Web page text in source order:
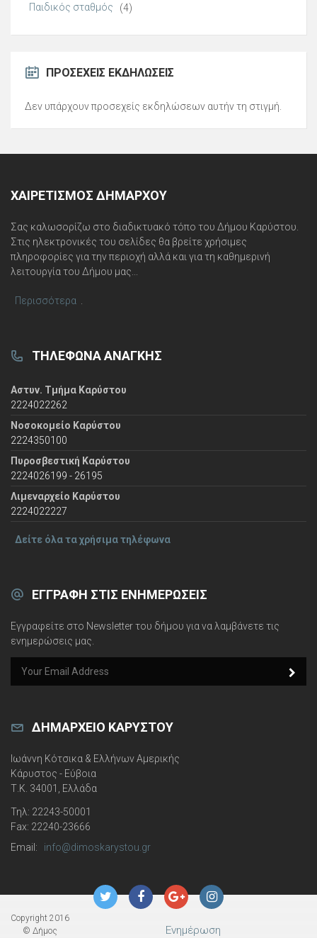
Παιδικός σταθμός (4)
ΠΡΟΣΕΧΕΊΣ ΕΚΔΗΛΏΣΕΙΣ
Δεν υπάρχουν προσεχείς εκδηλώσεων αυτήν τη στιγμή.
ΧΑΙΡΕΤΙΣΜΌΣ ΔΗΜΆΡΧΟΥ
Σας καλωσορίζω στο διαδικτυακό τόπο του Δήμου Καρύστου.
Στις ηλεκτρονικές του σελίδες θα βρείτε χρήσιμες
πληροφορίες για την περιοχή αλλά και για τη καθημερινή
λειτουργία του Δήμου μας...
Περισσότερα
ΤΗΛΈΦΩΝΑ ΑΝΆΓΚΗΣ
Αστυν. Τμήμα Καρύστου
2224022262
Νοσοκομείο Καρύστου
2224350100
Πυροσβεστική Καρύστου
2224026199 - 26195
Λιμεναρχείο Καρύστου
2224022227
Δείτε όλα τα χρήσιμα τηλέφωνα
ΕΓΓΡΑΦΉ ΣΤΙΣ ΕΝΗΜΕΡΏΣΕΙΣ
Εγγραφείτε στο Newsletter του δήμου για να λαμβάνετε τις
ενημερώσεις μας.
ΔΗΜΑΡΧΕΊΟ ΚΑΡΎΣΤΟΥ
Ιωάννη Κότσικα & Ελλήνων Αμερικής
Κάρυστος - Εύβοια
Τ.Κ. 34001, Ελλάδα
Τηλ: 22243-50001
Fax: 22240-23666
Email:
info@dimoskarystou.gr
l
l
l
l
Ενημέρωση
Copyright 2016
© Δήμος